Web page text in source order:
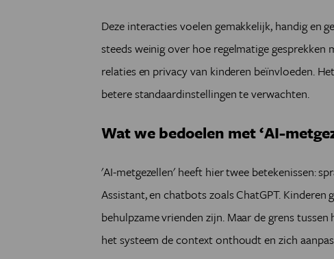
Deze interacties voelen gemakkelijk, handig en
steeds weinig over hoe regelmatige
relaties en privacy van kinderen beïnvloeden.
betere standaardinstellingen te verwachten.
Wat we bedoelen met ‘AI-
'AI-metgezellen' heeft hier twee betekenissen:
Assistant, en chatbots zoals ChatGPT.
behulpzame vrienden zijn. Maar de grens
het systeem de context onthoudt en zich